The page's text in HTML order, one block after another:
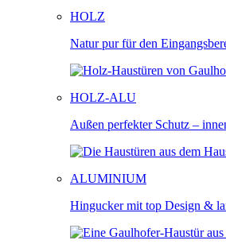
HOLZ
Natur pur für den
HOLZ-ALU
Außen perfekter Schutz –
ALUMINIUM
Hingucker mit top Design &